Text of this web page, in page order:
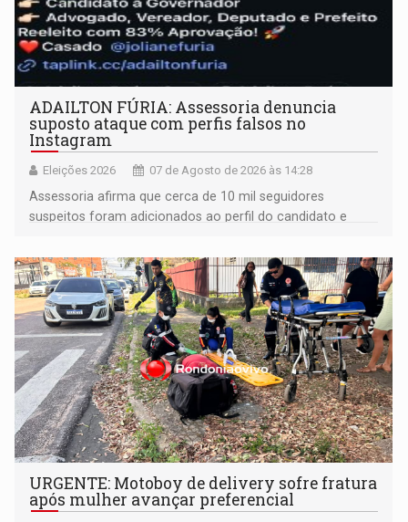
ADAILTON FÚRIA: Assessoria denuncia
suposto ataque com perfis falsos no
Instagram
Eleições 2026 07 de Agosto de 2026 às 14:28
Assessoria afirma que cerca de 10 mil seguidores
suspeitos foram adicionados ao perfil do candidato e
remover as contas
URGENTE: Motoboy de delivery sofre fratura
após mulher avançar preferencial